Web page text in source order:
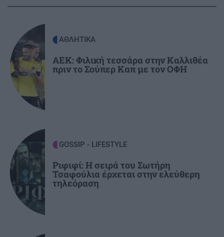
21:22
ΠΟΛΙΤΙΣΜΟΣ
Αντάμωμα Ελλάδας και Κύπρου με φόντο το
Μπούρτζι
21:10
ΠΕΡΙΣΣΟΤΕΡΑ
Οι "ήρωες της διπλανής πόρτας": Πώς ο
Οδυσσέας και ο Πίτερ Πάρκερ άλλαξαν τη
μυθολογία
GOSSIP - LIFESTYLE
Μπούκη: «"Βασανίζω" τον Αντώνη Σρόιτερ 15
καλοκαίρια»
ΚΡΗΤΗ
Από τη Μίλατο στα Ανώγεια: Μια
ιστορία και ένα μαγικό ηλιοβασίλεμα!
ΑΘΛΗΤΙΚΑ
ΑΕΚ: Φιλική τεσσάρα στην Καλλιθέα
πριν το Σούπερ Καπ με τον ΟΦΗ
GOSSIP - LIFESTYLE
Ριφιφί: Η σειρά του Σωτήρη
Τσαφούλια έρχεται στην ελεύθερη
τηλεόραση